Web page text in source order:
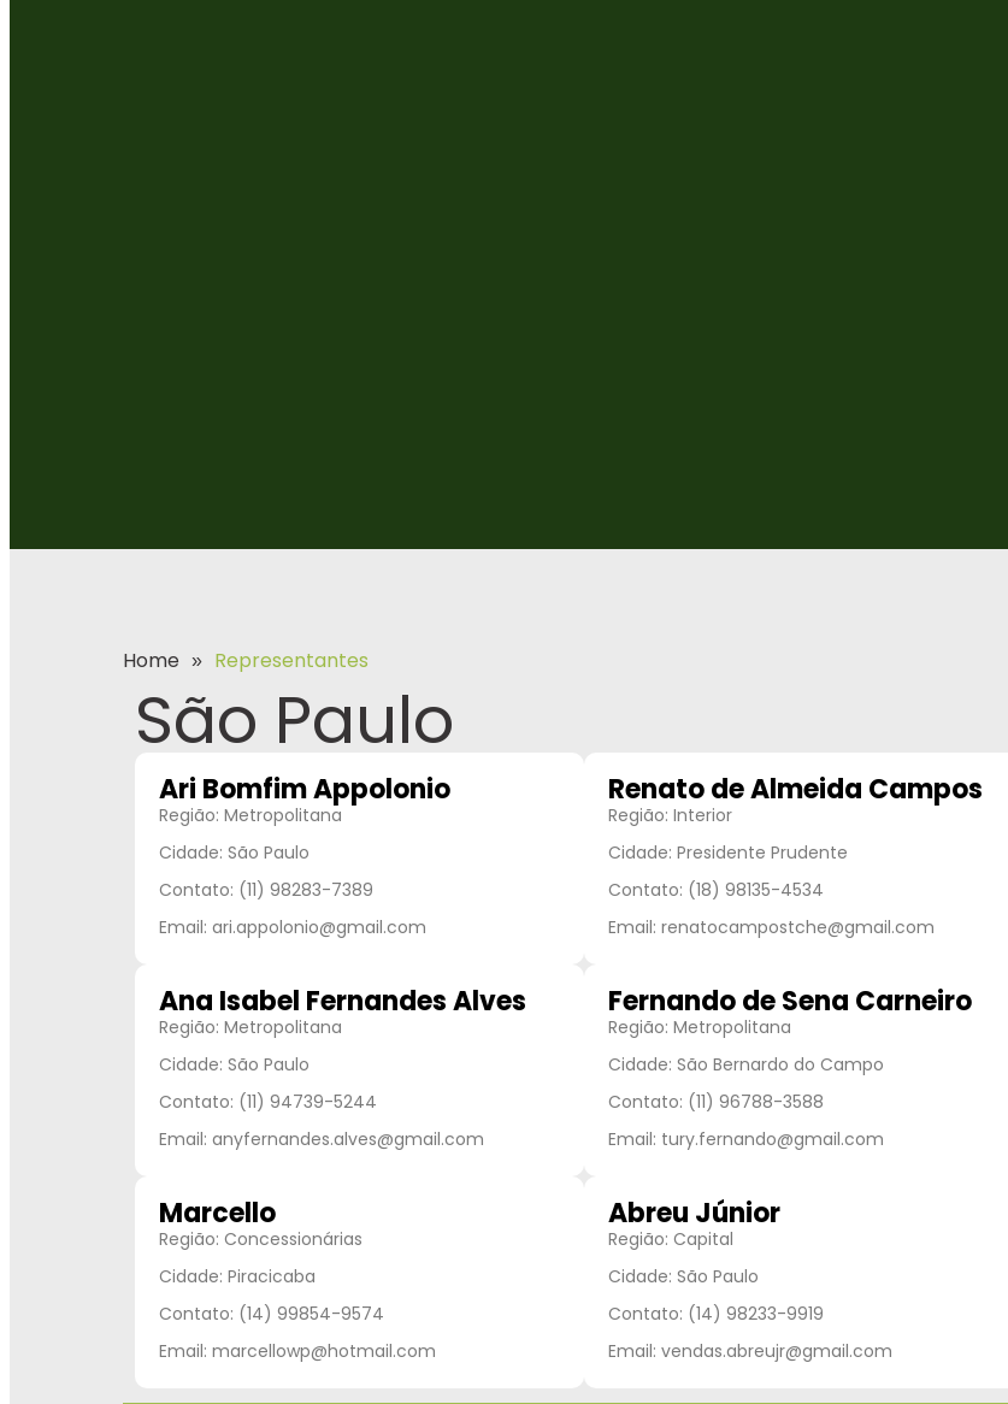
Home » Representantes
São Paulo
Ari Bomfim Appolonio
Região: Metropolitana
Cidade: São Paulo
Contato: (11) 98283-7389
Email: ari.appolonio@gmail.com
Renato de Almeida Campos
Região: Interior
Cidade: Presidente Prudente
Contato: (18) 98135-4534
Email: renatocampostche@gmail.com
Ana Isabel Fernandes Alves
Região: Metropolitana
Cidade: São Paulo
Contato: (11) 94739-5244
Email: anyfernandes.alves@gmail.com
Fernando de Sena Carneiro
Região: Metropolitana
Cidade: São Bernardo do Campo
Contato: (11) 96788-3588
Email: tury.fernando@gmail.com
Marcello
Região: Concessionárias
Cidade: Piracicaba
Contato: (14) 99854-9574
Email: marcellowp@hotmail.com
Abreu Júnior
Região: Capital
Cidade: São Paulo
Contato: (14) 98233-9919
Email: vendas.abreujr@gmail.com